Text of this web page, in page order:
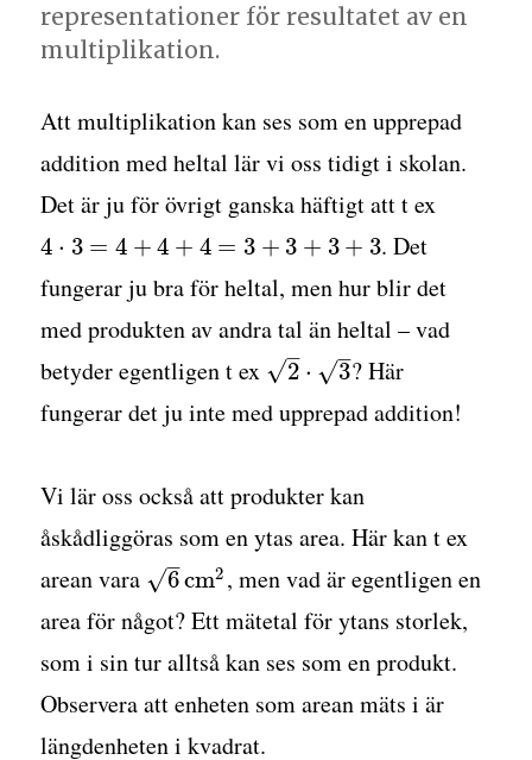
representationer för resultatet av en
multiplikation.
Att multiplikation kan ses som en upprepad
addition med heltal lär vi oss tidigt i skolan.
Det är ju för övrigt ganska häftigt att t ex
4 ⋅ 3 = 4 + 4 + 4 = 3 + 3 + 3 + 3. Det
fungerar ju bra för heltal, men hur blir det
med produkten av andra tal än heltal – vad
betyder egentligen t ex
2
–
√ ⋅ 3
–
√ ? Här
fungerar det ju inte med upprepad addition!
Vi lär oss också att produkter kan
åskådliggöras som en ytas area. Här kan t ex
arean vara
6
–
√ cm2 , men vad är egentligen en
area för något? Ett mätetal för ytans storlek,
som i sin tur alltså kan ses som en produkt.
Observera att enheten som arean mäts i är
längdenheten i kvadrat.